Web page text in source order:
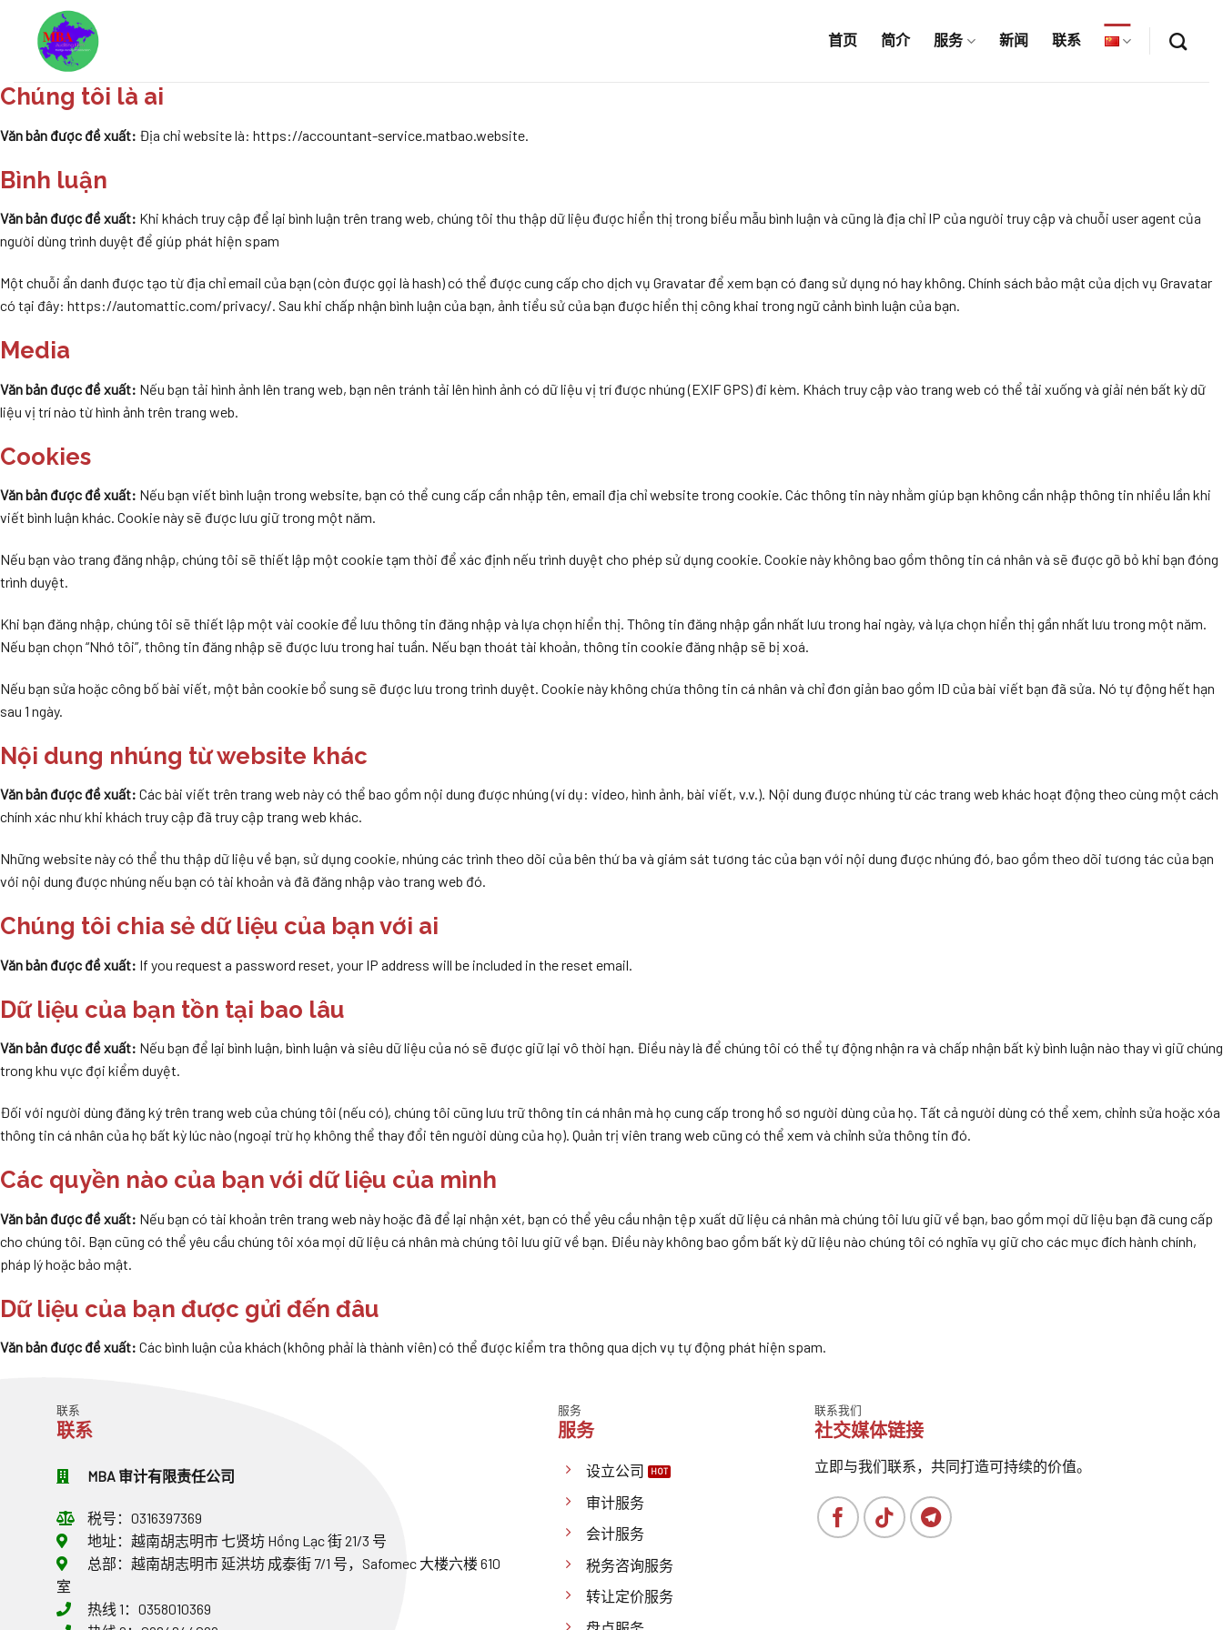
content
首页 简介 服务 新闻 联系
Chúng tôi là ai
Văn bản được đề xuất: Địa chỉ website là: https://accountant-service.matbao.website.
Bình luận
Văn bản được đề xuất: Khi khách truy cập để lại bình luận trên trang web, chúng tôi thu thập dữ liệu được hiển thị trong biểu mẫu bình luận và cũng là địa chỉ IP của người truy cập và chuỗi user agent của
người dùng trình duyệt để giúp phát hiện spam
Một chuỗi ẩn danh được tạo từ địa chỉ email của bạn (còn được gọi là hash) có thể được cung cấp cho dịch vụ Gravatar để xem bạn có đang sử dụng nó hay không. Chính sách bảo mật của dịch vụ Gravatar
có tại đây: https://automattic.com/privacy/. Sau khi chấp nhận bình luận của bạn, ảnh tiểu sử của bạn được hiển thị công khai trong ngữ cảnh bình luận của bạn.
Media
Văn bản được đề xuất: Nếu bạn tải hình ảnh lên trang web, bạn nên tránh tải lên hình ảnh có dữ liệu vị trí được nhúng (EXIF GPS) đi kèm. Khách truy cập vào trang web có thể tải xuống và giải nén bất kỳ dữ
liệu vị trí nào từ hình ảnh trên trang web.
Cookies
Văn bản được đề xuất: Nếu bạn viết bình luận trong website, bạn có thể cung cấp cần nhập tên, email địa chỉ website trong cookie. Các thông tin này nhằm giúp bạn không cần nhập thông tin nhiều lần khi
viết bình luận khác. Cookie này sẽ được lưu giữ trong một năm.
Nếu bạn vào trang đăng nhập, chúng tôi sẽ thiết lập một cookie tạm thời để xác định nếu trình duyệt cho phép sử dụng cookie. Cookie này không bao gồm thông tin cá nhân và sẽ được gỡ bỏ khi bạn đóng
trình duyệt.
Khi bạn đăng nhập, chúng tôi sẽ thiết lập một vài cookie để lưu thông tin đăng nhập và lựa chọn hiển thị. Thông tin đăng nhập gần nhất lưu trong hai ngày, và lựa chọn hiển thị gần nhất lưu trong một năm.
Nếu bạn chọn “Nhớ tôi”, thông tin đăng nhập sẽ được lưu trong hai tuần. Nếu bạn thoát tài khoản, thông tin cookie đăng nhập sẽ bị xoá.
Nếu bạn sửa hoặc công bố bài viết, một bản cookie bổ sung sẽ được lưu trong trình duyệt. Cookie này không chứa thông tin cá nhân và chỉ đơn giản bao gồm ID của bài viết bạn đã sửa. Nó tự động hết hạn
sau 1 ngày.
Nội dung nhúng từ website khác
Văn bản được đề xuất: Các bài viết trên trang web này có thể bao gồm nội dung được nhúng (ví dụ: video, hình ảnh, bài viết, v.v.). Nội dung được nhúng từ các trang web khác hoạt động theo cùng một cách
chính xác như khi khách truy cập đã truy cập trang web khác.
Những website này có thể thu thập dữ liệu về bạn, sử dụng cookie, nhúng các trình theo dõi của bên thứ ba và giám sát tương tác của bạn với nội dung được nhúng đó, bao gồm theo dõi tương tác của bạn
với nội dung được nhúng nếu bạn có tài khoản và đã đăng nhập vào trang web đó.
Chúng tôi chia sẻ dữ liệu của bạn với ai
Văn bản được đề xuất: If you request a password reset, your IP address will be included in the reset email.
Dữ liệu của bạn tồn tại bao lâu
Văn bản được đề xuất: Nếu bạn để lại bình luận, bình luận và siêu dữ liệu của nó sẽ được giữ lại vô thời hạn. Điều này là để chúng tôi có thể tự động nhận ra và chấp nhận bất kỳ bình luận nào thay vì giữ chúng
trong khu vực đợi kiểm duyệt.
Đối với người dùng đăng ký trên trang web của chúng tôi (nếu có), chúng tôi cũng lưu trữ thông tin cá nhân mà họ cung cấp trong hồ sơ người dùng của họ. Tất cả người dùng có thể xem, chỉnh sửa hoặc xóa
thông tin cá nhân của họ bất kỳ lúc nào (ngoại trừ họ không thể thay đổi tên người dùng của họ). Quản trị viên trang web cũng có thể xem và chỉnh sửa thông tin đó.
Các quyền nào của bạn với dữ liệu của mình
Văn bản được đề xuất: Nếu bạn có tài khoản trên trang web này hoặc đã để lại nhận xét, bạn có thể yêu cầu nhận tệp xuất dữ liệu cá nhân mà chúng tôi lưu giữ về bạn, bao gồm mọi dữ liệu bạn đã cung cấp
cho chúng tôi. Bạn cũng có thể yêu cầu chúng tôi xóa mọi dữ liệu cá nhân mà chúng tôi lưu giữ về bạn. Điều này không bao gồm bất kỳ dữ liệu nào chúng tôi có nghĩa vụ giữ cho các mục đích hành chính,
pháp lý hoặc bảo mật.
Dữ liệu của bạn được gửi đến đâu
Văn bản được đề xuất: Các bình luận của khách (không phải là thành viên) có thể được kiểm tra thông qua dịch vụ tự động phát hiện spam.
联系
联系
MBA 审计有限责任公司
税号：0316397369
地址：越南胡志明市 七贤坊 Hồng Lạc 街 21/3 号
总部：越南胡志明市 延洪坊 成泰街 7/1 号，Safomec 大楼六楼 610
室
热线 1：0358010369
服务
服务
设立公司
审计服务
会计服务
税务咨询服务
转让定价服务
联系我们
社交媒体链接
立即与我们联系，共同打造可持续的价值。